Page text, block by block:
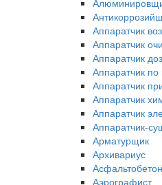
Аппаратчик
Аппаратчик
Аппаратчик
Аппаратчик по
Аппаратчик
Аппаратчик
Аппаратчик
Аппаратчик-
Арматурщик
Архивариус
Аэрографист